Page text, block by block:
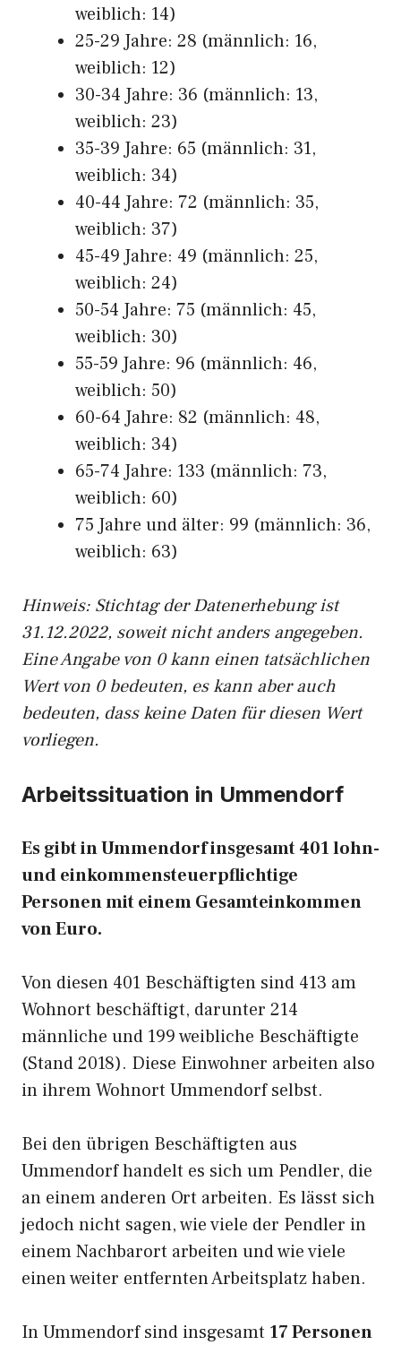
weiblich: 14)
25-29 Jahre: 28 (männlich: 16,
weiblich: 12)
30-34 Jahre: 36 (männlich: 13,
weiblich: 23)
35-39 Jahre: 65 (männlich: 31,
weiblich: 34)
40-44 Jahre: 72 (männlich: 35,
weiblich: 37)
45-49 Jahre: 49 (männlich: 25,
weiblich: 24)
50-54 Jahre: 75 (männlich: 45,
weiblich: 30)
55-59 Jahre: 96 (männlich: 46,
weiblich: 50)
60-64 Jahre: 82 (männlich: 48,
weiblich: 34)
65-74 Jahre: 133 (männlich: 73,
weiblich: 60)
75 Jahre und älter: 99 (männlich: 36,
weiblich: 63)
Hinweis: Stichtag der Datenerhebung ist
31.12.2022, soweit nicht anders angegeben.
Eine Angabe von 0 kann einen tatsächlichen
Wert von 0 bedeuten, es kann aber auch
bedeuten, dass keine Daten für diesen Wert
vorliegen.
Arbeitssituation in Ummendorf
Es gibt in Ummendorf insgesamt 401 lohn-
und einkommensteuerpflichtige
Personen mit einem Gesamteinkommen
von Euro.
Von diesen 401 Beschäftigten sind 413 am
Wohnort beschäftigt, darunter 214
männliche und 199 weibliche Beschäftigte
(Stand 2018). Diese Einwohner arbeiten also
in ihrem Wohnort Ummendorf selbst.
Bei den übrigen Beschäftigten aus
Ummendorf handelt es sich um Pendler, die
an einem anderen Ort arbeiten. Es lässt sich
jedoch nicht sagen, wie viele der Pendler in
einem Nachbarort arbeiten und wie viele
einen weiter entfernten Arbeitsplatz haben.
In Ummendorf sind insgesamt 17 Personen